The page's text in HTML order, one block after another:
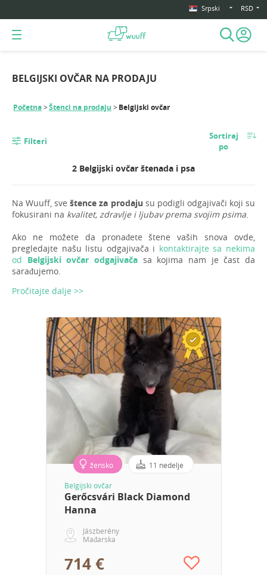
Srpski RSD
BELGIJSKI OVČAR NA PRODAJU
Početna Štenci na prodaju Belgijski ovčar
Filteri
Sortiraj
po
2 Belgijski ovčar štenada i psa
Na Wuuff, sveštence za prodaju su podigli odgajivači koji su
fokusirani na kvalitet, zdravlje i ljubav prema svojim psima.
Ako ne možete da pronađete štene vaših snova ovde,
pregledajte našu listu odgajivača i kontaktirajte sa nekima
od Belgijski ovčar odgajivača sa kojima nam je čast da
sarađujemo.
Pročitajte dalje >>
žensko 11 nedelje
Belgijski ovčar
Gerőcsvári Black Diamond
Hanna
Jászberény
Mađarska
714 €